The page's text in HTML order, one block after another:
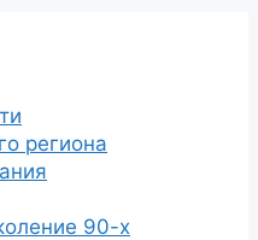
региона
90-х